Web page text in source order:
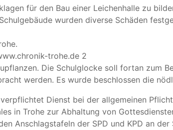
für den Bau einer Leichenhalle zu
wurden diverse Schäden
trohe.de 2
Die Schulglocke soll fortan zum
werden. Es wurde beschlossen die
Dienst bei der allgemeinen
in Trohe zur Abhaltung von
Anschlagstafeln der SPD und KPD an